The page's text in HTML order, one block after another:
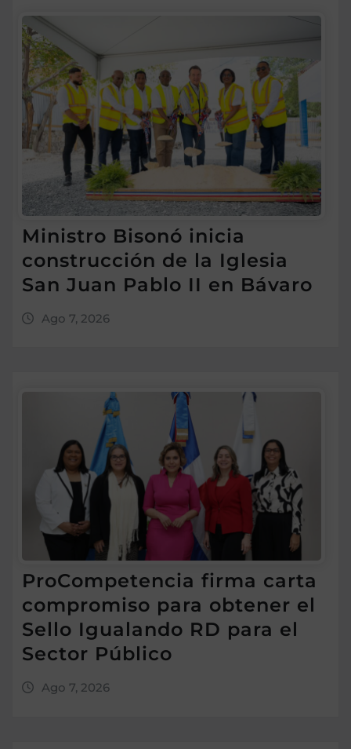
Ministro Bisonó inicia
construcción de la Iglesia
San Juan Pablo II en Bávaro
Ago 7, 2026
ProCompetencia firma carta
compromiso para obtener el
Sello Igualando RD para el
Sector Público
Ago 7, 2026